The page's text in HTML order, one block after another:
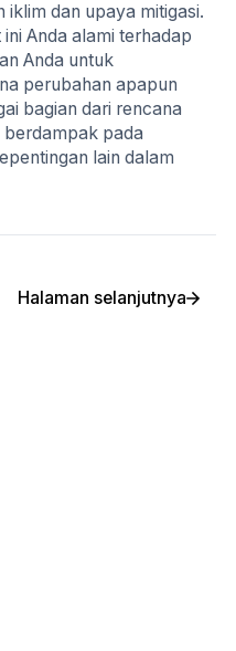
iklim dan upaya mitigasi.
Anda alami terhadap
Anda untuk
perubahan apapun
bagian dari rencana
berdampak pada
lain dalam
Halaman selanjutnya